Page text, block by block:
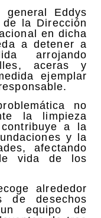
Eddys
de la Dirección
en dicha
a detener a
arrojando
aceras y
ejemplar
no
la limpieza
a la
y la
afectando
vida de los
alrededor
de desechos
equipo de